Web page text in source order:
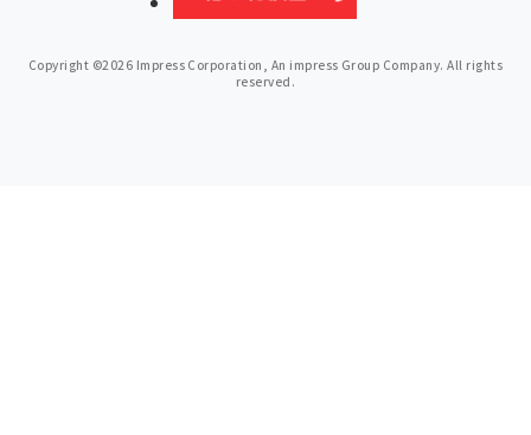
Copyright ©2026 Impress Corporation, An impress Group Company. All rights
reserved.